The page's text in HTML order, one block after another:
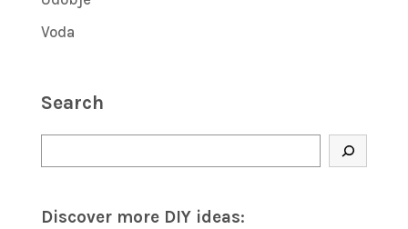
Voda
Search
Discover more DIY ideas: